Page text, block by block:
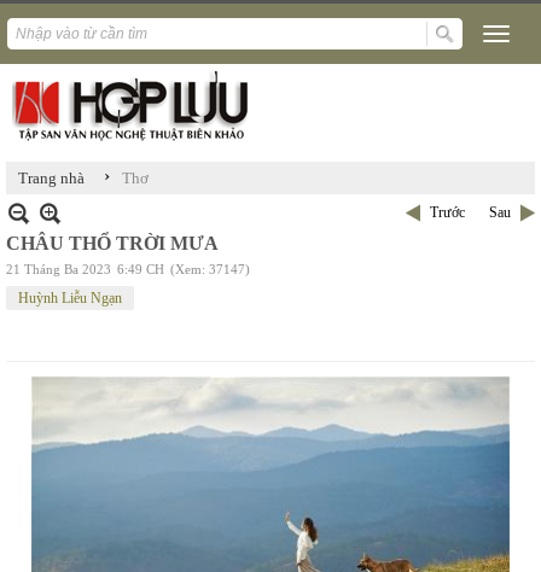
Trang nhà › Thơ
Trước Sau
CHÂU THỔ TRỜI MƯA
21 Tháng Ba 2023 6:49 CH (Xem: 37147)
Huỳnh Liễu Ngạn